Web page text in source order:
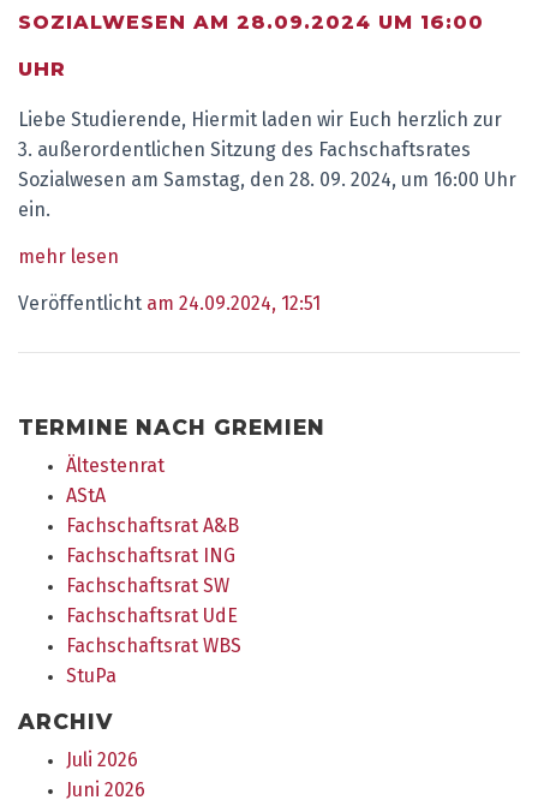
OZIALWESEN AM 28.09.2024 UM 16:00 U
HR
Liebe Studierende, Hiermit laden wir Euch herzlich zur
3. außerordentlichen Sitzung des Fachschaftsrates
Sozialwesen am Samstag, den 28. 09. 2024, um 16:00 Uhr
ein.
mehr lesen
Veröffentlicht am 24.09.2024, 12:51
TERMINE NACH GREMIEN
Ältestenrat
AStA
Fachschaftsrat A&B
Fachschaftsrat ING
Fachschaftsrat SW
Fachschaftsrat UdE
Fachschaftsrat WBS
StuPa
ARCHIV
Juli 2026
Juni 2026